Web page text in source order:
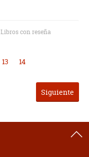
Libros con reseña
13 14
Siguiente